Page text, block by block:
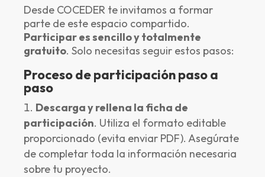
Desde COCEDER te invitamos a formar
parte de este espacio compartido.
Participar es sencillo y totalmente
gratuito. Solo necesitas seguir estos pasos:
Proceso de participación paso a
paso
Descarga y rellena la ficha de
participación. Utiliza el formato editable
proporcionado (evita enviar PDF). Asegúrate
de completar toda la información necesaria
sobre tu proyecto.